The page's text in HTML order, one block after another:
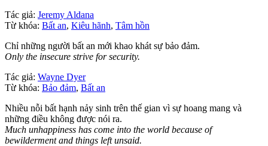
Tác giả: Jeremy Aldana
Từ khóa: Bất an, Kiêu hãnh, Tâm hồn
Chỉ những người bất an mới khao khát sự bảo đảm.
Only the insecure strive for security.
Tác giả: Wayne Dyer
Từ khóa: Bảo đảm, Bất an
Nhiều nỗi bất hạnh nảy sinh trên thế gian vì sự hoang mang và
những điều không được nói ra.
Much unhappiness has come into the world because of
bewilderment and things left unsaid.